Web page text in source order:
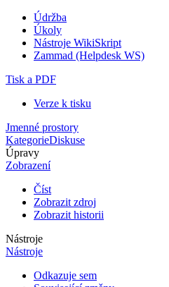
Údržba
Úkoly
Nástroje WikiSkript
Zammad (Helpdesk WS)
Tisk a PDF
Verze k tisku
Jmenné prostory
KategorieDiskuse
Úpravy
Zobrazení
Číst
Zobrazit zdroj
Zobrazit historii
Nástroje
Nástroje
Odkazuje sem